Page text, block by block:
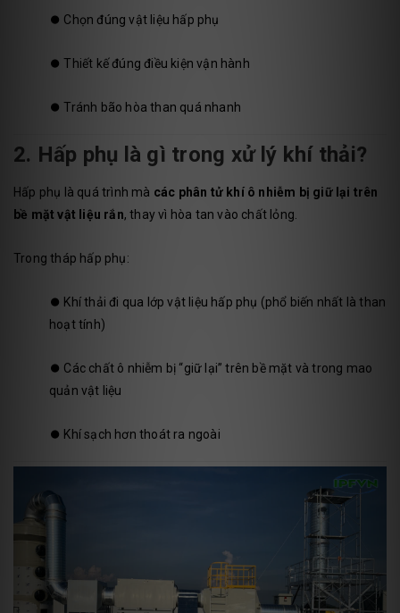
⏺️ Chọn đúng vật liệu hấp phụ
⏺️Thiết kế đúng điều kiện vận hành
⏺️Tránh bão hòa than quá nhanh
2. Hấp phụ là gì trong xử lý khí thải?
Hấp phụ là quá trình mà các phân tử khí ô nhiễm bị giữ lại trên
bề mặt vật liệu rắn, thay vì hòa tan vào chất lỏng.
Trong tháp hấp phụ:
⏺️ Khí thải đi qua lớp vật liệu hấp phụ (phổ biến nhất là than
hoạt tính)
⏺️ Các chất ô nhiễm bị “giữ lại” trên bề mặt và trong mao
quản vật liệu
⏺️ Khí sạch hơn thoát ra ngoài